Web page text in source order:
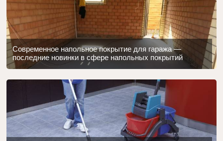
Современное напольное покрытие для гаража —
последние новинки в сфере напольных покрытий